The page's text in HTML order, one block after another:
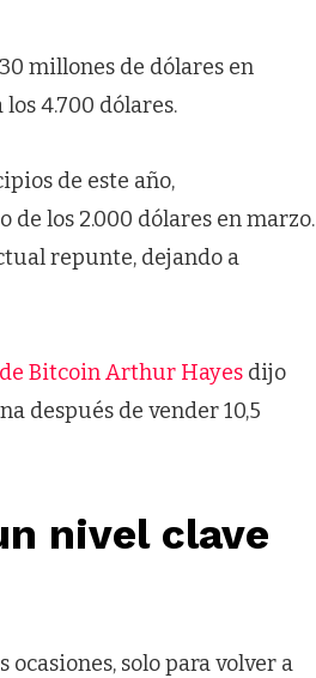
millones de dólares en
4.700 dólares.
de este año,
los 2.000 dólares en marzo.
repunte, dejando a
Bitcoin Arthur Hayes dijo
después de vender 10,5
nivel clave
ocasiones, solo para volver a